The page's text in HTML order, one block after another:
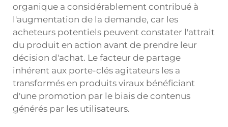
organique a considérablement contribué à
l'augmentation de la demande, car les
acheteurs potentiels peuvent constater l'attrait
du produit en action avant de prendre leur
décision d'achat. Le facteur de partage
inhérent aux porte-clés agitateurs les a
transformés en produits viraux bénéficiant
d'une promotion par le biais de contenus
générés par les utilisateurs.